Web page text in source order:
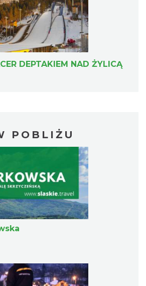
DEPTAKIEM NAD ŻYLICĄ
POBLIŻU